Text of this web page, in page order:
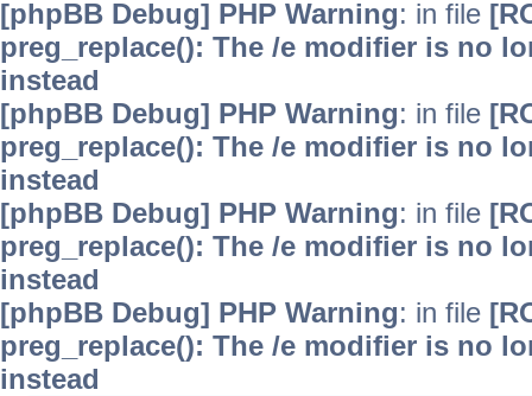
[phpBB Debug] PHP Warning: in file
preg_replace(): The /e modifier is no
instead
[phpBB Debug] PHP Warning: in file
preg_replace(): The /e modifier is no
instead
[phpBB Debug] PHP Warning: in file
preg_replace(): The /e modifier is no
instead
[phpBB Debug] PHP Warning: in file
preg_replace(): The /e modifier is no
instead